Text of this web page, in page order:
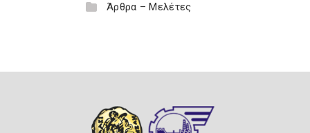
Άρθρα – Μελέτες